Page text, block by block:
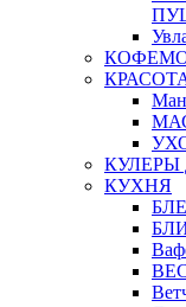
КУХНЯ